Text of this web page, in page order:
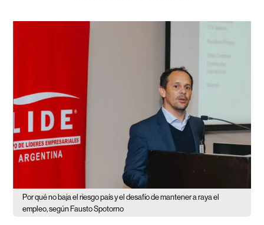
Por qué no baja el riesgo país y el desafío de mantener a raya el
empleo, según Fausto Spotorno